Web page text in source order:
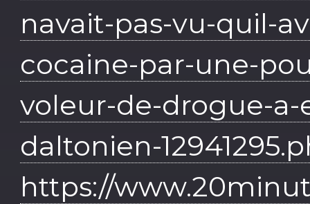
navait-pas-vu-quil-
cocaine-par-une-
voleur-de-drogue-
daltonien-
https://